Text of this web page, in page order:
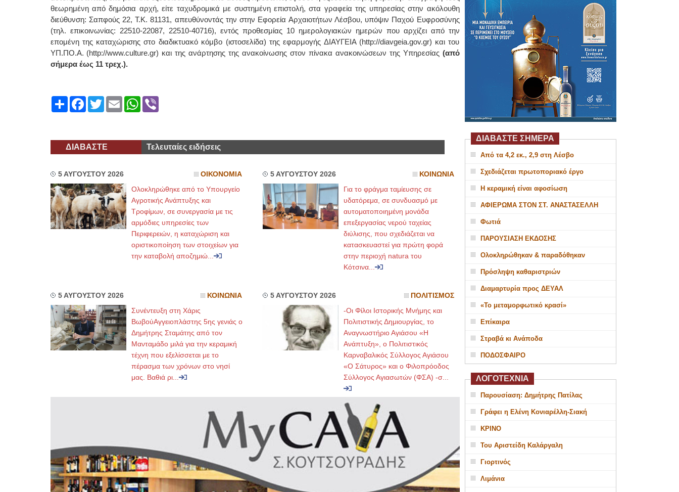
θεωρημένη από δημόσια αρχή, είτε ταχυδρομικά με συστημένη επιστολή, στα γραφεία της υπηρεσίας στην ακόλουθη
διεύθυνση: Σαπφούς 22, Τ.Κ. 81131, απευθύνοντάς την στην Εφορεία Αρχαιοτήτων Λέσβου, υπόψιν Παχού Ευφροσύνης
(τηλ. επικοινωνίας: 22510-22087, 22510-40716), εντός προθεσμίας 10 ημερολογιακών ημερών που αρχίζει από την
επομένη της καταχώρισης στο διαδικτυακό κόμβο (ιστοσελίδα) της εφαρμογής ΔΙΑΥΓΕΙΑ (http://diavgeia.gov.gr) και του
ΥΠ.ΠΟ.Α. (http://www.culture.gr) και της ανάρτησης της ανακοίνωσης στον πίνακα ανακοινώσεων της Υπηρεσίας (από
σήμερα έως 11 τρεχ.).
ShareFacebook
TwitterEmailWhatsApp
Viber
ΔΙΑΒΑΣΤΕ Τελευταίες ειδήσεις
5 ΑΥΓΟΥΣΤΟΥ 2026 ΟΙΚΟΝΟΜΙΑ
Ολοκληρώθηκε από το Υπουργείο
Αγροτικής Ανάπτυξης και
Τροφίμων, σε συνεργασία με τις
αρμόδιες υπηρεσίες των
Περιφερειών, η καταχώριση και
οριστικοποίηση των στοιχείων για
την καταβολή αποζημιώ...
5 ΑΥΓΟΥΣΤΟΥ 2026 ΚΟΙΝΩΝΙΑ
Για το φράγμα ταμίευσης σε
υδατόρεμα, σε συνδυασμό με
αυτοματοποιημένη μονάδα
επεξεργασίας νερού ταχείας
διύλισης, που σχεδιάζεται να
κατασκευαστεί για πρώτη φορά
στην περιοχή natura του
Κότσινα...
5 ΑΥΓΟΥΣΤΟΥ 2026 ΚΟΙΝΩΝΙΑ
Συνέντευξη στη Χάρις
ΒωβούΑγγειοπλάστης 5ης γενιάς ο
Δημήτρης Σταμάτης από τον
Μανταμάδο μιλά για την κεραμική
τέχνη που εξελίσσεται με το
πέρασμα των χρόνων στο νησί
μας. Βαθιά ρι...
5 ΑΥΓΟΥΣΤΟΥ 2026 ΠΟΛΙΤΙΣΜΟΣ
-Οι Φίλοι Ιστορικής Μνήμης και
Πολιτιστικής Δημιουργίας, το
Αναγνωστήριο Αγιάσου «Η
Ανάπτυξη», ο Πολιτιστικός
Καρναβαλικός Σύλλογος Αγιάσου
«Ο Σάτυρος» και ο Φιλοπρόοδος
Σύλλογος Αγιασωτών (ΦΣΑ) -σ...
ΔΙΑΒΑΣΤΕ ΣΗΜΕΡΑ
Από τα 4,2 εκ., 2,9 στη Λέσβο
Σχεδιάζεται πρωτοποριακό έργο
Η κεραμική είναι αφοσίωση
ΑΦΙΕΡΩΜΑ ΣΤΟΝ ΣΤ. ΑΝΑΣΤΑΣΕΛΛΗ
Φωτιά
ΠΑΡΟΥΣΙΑΣΗ ΕΚΔΟΣΗΣ
Ολοκληρώθηκαν & παραδόθηκαν
Πρόσληψη καθαριστριών
Διαμαρτυρία προς ΔΕΥΑΛ
«Το μεταμορφωτικό κρασί»
Επίκαιρα
Στραβά κι Ανάποδα
ΠΟΔΟΣΦΑΙΡΟ
ΛΟΓΟΤΕΧΝΙΑ
Παρουσίαση: Δημήτρης Πατίλας
Γράφει η Ελένη Κονιαρέλλη-Σιακή
ΚΡΙΝΟ
Του Αριστείδη Καλάργαλη
Γιορτινός
Λιμάνια